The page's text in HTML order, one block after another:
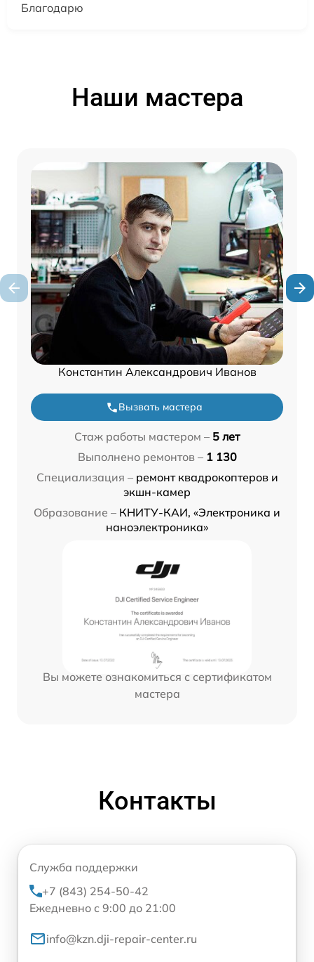
Благодарю
Наши мастера
Константин Александрович Иванов
Вызвать мастера
Стаж работы мастером – 5 лет
Выполнено ремонтов – 1 130
Специализация – ремонт квадрокоптеров и
экшн-камер
Образование – КНИТУ-КАИ, «Электроника и
наноэлектроника»
Вы можете ознакомиться с сертификатом
мастера
Контакты
Служба поддержки
+7 (843) 254-50-42
Ежедневно с 9:00 до 21:00
info@kzn.dji-repair-center.ru